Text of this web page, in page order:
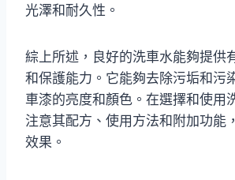
光澤和耐久性。
綜上所述，良好的洗車水能夠提供
和保護能力。它能夠去除污垢和污
車漆的亮度和顏色。在選擇和使用
注意其配方、使用方法和附加功能
效果。